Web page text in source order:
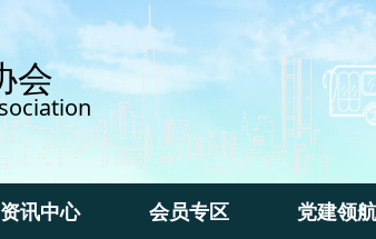
会
资讯中心 会员专区 党建领航